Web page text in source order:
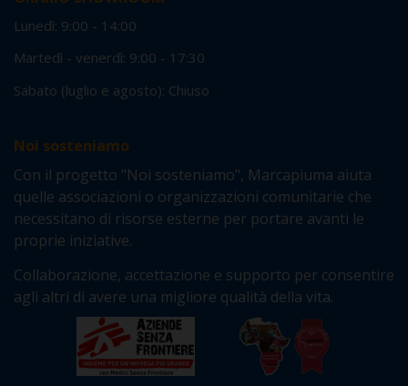
Lunedì: 9:00 - 14:00
Martedì - venerdì: 9:00 - 17:30
Sabato (luglio e agosto): Chiuso
Noi sosteniamo
Con il progetto "Noi sosteniamo", Marcapiuma aiuta
quelle associazioni o organizzazioni comunitarie che
necessitano di risorse esterne per portare avanti le
proprie iniziative.
Collaborazione, accettazione e supporto per consentire
agli altri di avere una migliore qualità della vita.